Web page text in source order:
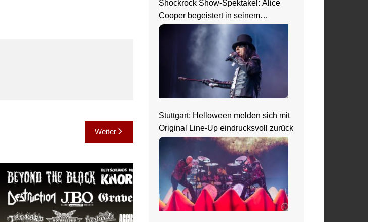
Weiter
Shockrock Show-Spektakel: Alice
Cooper begeistert in seinem
Nightmare Castle
Stuttgart: Helloween melden sich mit
Original Line-Up eindrucksvoll zurück